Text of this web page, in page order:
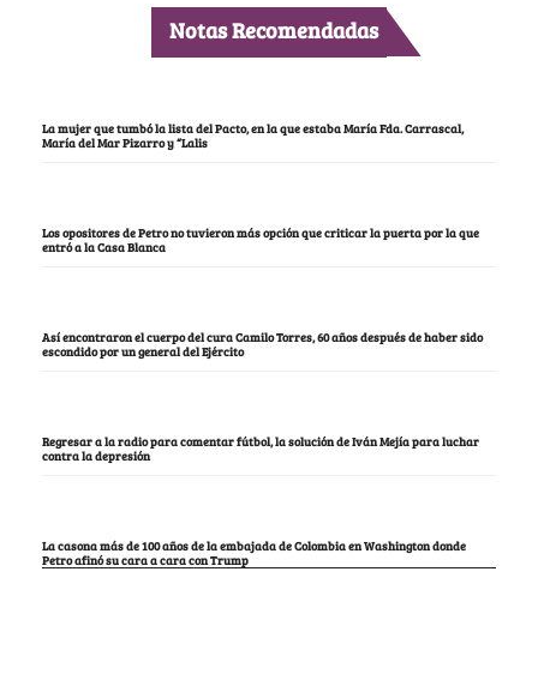
Notas Recomendadas
La mujer que tumbó la lista del Pacto, en la que estaba María Fda. Carrascal,
María del Mar Pizarro y “Lalis
Los opositores de Petro no tuvieron más opción que criticar la puerta por la que
entró a la Casa Blanca
Así encontraron el cuerpo del cura Camilo Torres, 60 años después de haber sido
escondido por un general del Ejército
Regresar a la radio para comentar fútbol, la solución de Iván Mejía para luchar
contra la depresión
La casona más de 100 años de la embajada de Colombia en Washington donde
Petro afinó su cara a cara con Trump